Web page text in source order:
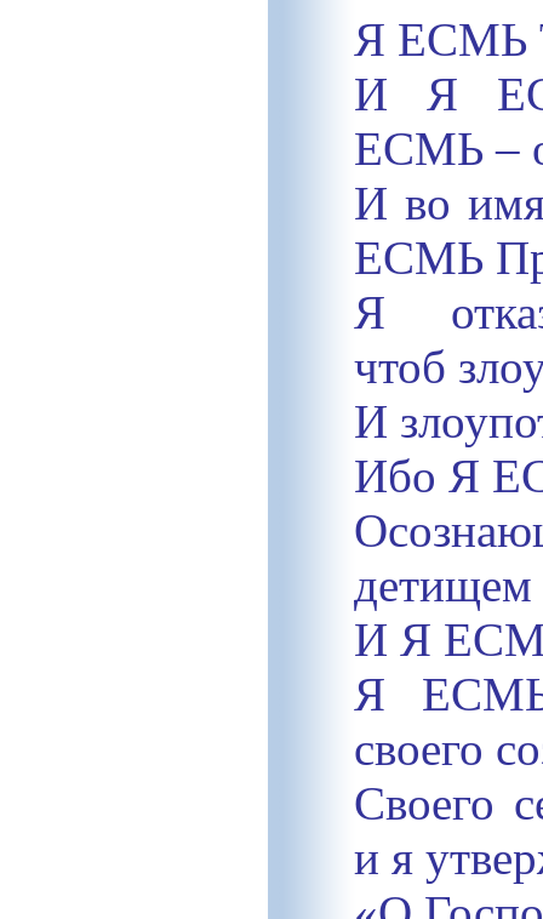
Я ЕСМЬ
И Я
ЕСМЬ –
И во
ЕСМЬ
Я
чтоб
И
Ибо Я
детищем
И Я
Я ЕСМЬ
своего
Своего
и я